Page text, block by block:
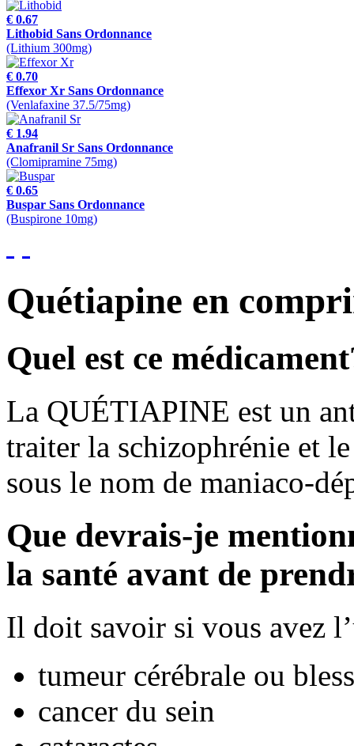
€ 0.67
Lithobid Sans Ordonnance
(Lithium 300mg)
€ 0.70
Effexor Xr Sans Ordonnance
(Venlafaxine 37.5/75mg)
€ 1.94
Anafranil Sr Sans Ordonnance
(Clomipramine 75mg)
€ 0.65
Buspar Sans Ordonnance
(Buspirone 10mg)
Quétiapine en
Quel est ce
La QUÉTIAPINE est un
traiter la schizophrénie et
sous le nom de maniaco-
Que devrais-je
la santé avant de
Il doit savoir si vous avez
tumeur cérébrale ou
cancer du sein